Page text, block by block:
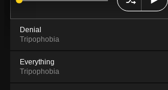
Denial
Tripophobia
Everything
Tripophobia